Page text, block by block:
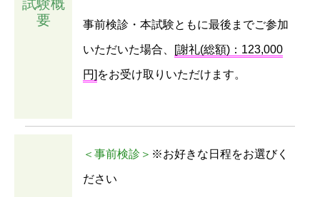
試験概
要
事前検診・本試験ともに最後までご参加
いただいた場合、 [謝礼(総額)：123,000
円] をお受け取りいただけます。
＜事前検診＞ ※お好きな日程をお選びく
ださい